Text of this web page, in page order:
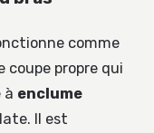
comme
coupe propre qui
à enclume
Il est